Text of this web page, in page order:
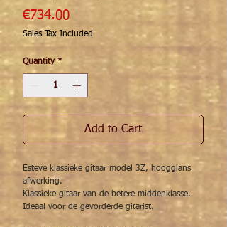
€734.00Price
Sales Tax Included
Quantity *
Add to Cart
Esteve klassieke gitaar model 3Z, hoogglans
afwerking.
Klassieke gitaar van de betere middenklasse.
Ideaal voor de gevorderde gitarist.